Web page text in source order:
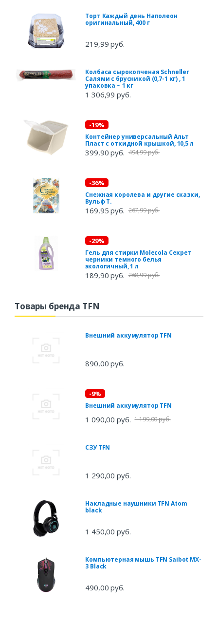
Торт Каждый день Наполеон
оригинальный, 400 г
219,99 руб.
Колбаса сырокопченая Schneller
Салями с брусникой (0,7-1 кг) , 1
упаковка ~ 1 кг
1 306,99 руб.
-19%
Контейнер универсальный Альт
Пласт с откидной крышкой, 10,5 л
399,90 руб. 494,99 руб.
-36%
Снежная королева и другие сказки,
Вульф Т.
169,95 руб. 267,99 руб.
-29%
Гель для стирки Molecola Секрет
черники темного белья
экологичный, 1 л
189,90 руб. 268,99 руб.
Товары бренда TFN
Внешний аккумулятор TFN
890,00 руб.
-9%
Внешний аккумулятор TFN
1 090,00 руб. 1 199,00 руб.
СЗУ TFN
1 290,00 руб.
Накладные наушники TFN Atom
black
1 450,00 руб.
Компьютерная мышь TFN Saibot MX-
3 Black
490,00 руб.